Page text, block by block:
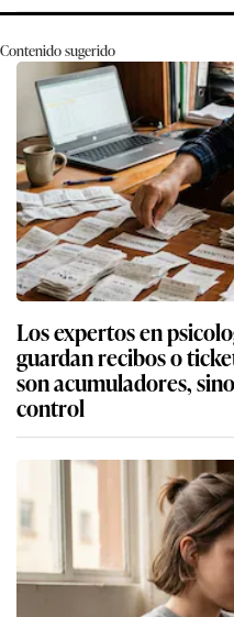
Contenido sugerido
Los expertos en
guardan recibos o
son acumuladores,
control